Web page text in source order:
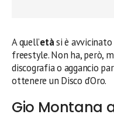
A quell’etàsi è avvicinato
freestyle. Non ha, però,
discografia o aggancio
ottenere un Disco d’Oro.
Gio Montana